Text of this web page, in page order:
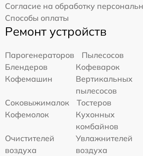
Согласие на обработку
Способы оплаты
Ремонт устройств
Парогенераторов
Пылесосов
Блендеров
Кофеварок
Кофемашин
Вертикальных
пылесосов
Соковыжималок
Тостеров
Кофемолок
Кухонных
комбайнов
Очистителей
воздуха
Увлажнителей
воздуха